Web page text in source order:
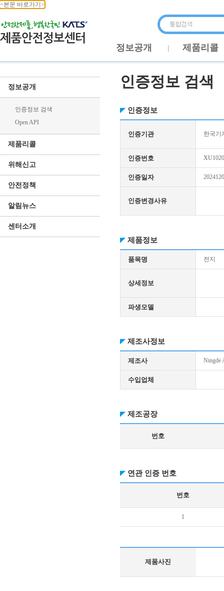
<본문 바로가기>
정보공개 제품리콜
정보공개
인증정보 검색
Open API
제품리콜
위해신고
안전정책
알림뉴스
센터소개
인증정보 검색
인증정보
인증기관 한국기
인증번호
인증일자
인증변경사유
제품정보
품목명 전지
상세정보
파생모델
제조사정보
제조사 Ningde
수입업체
제조공장
번호
연관 인증 번호
번호
1
제품사진